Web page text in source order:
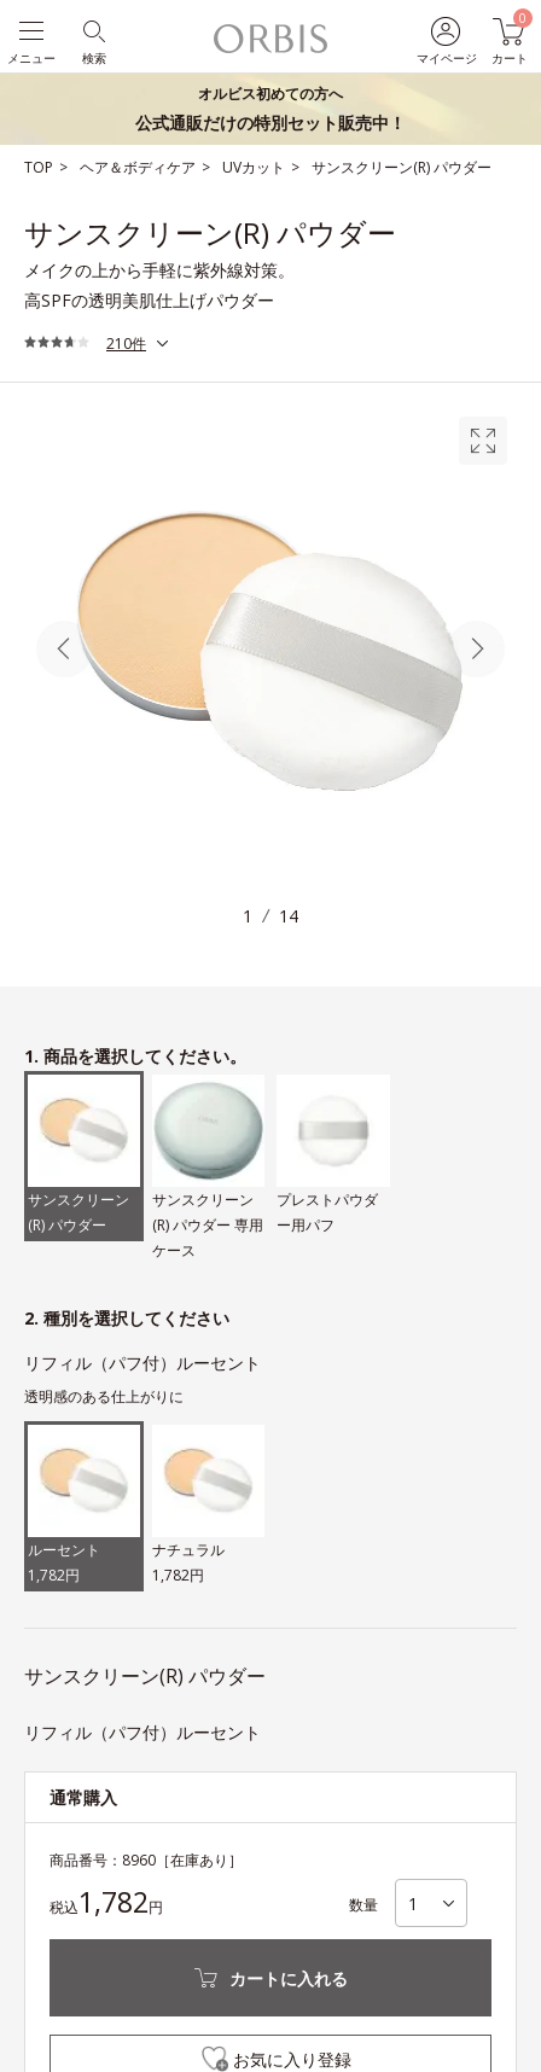
マイページ
0
カート
検索
メニュー
オルビス初めての方へ
公式通販だけの特別セット販売中！
TOP ヘア＆ボディケア UVカット サンスクリーン(R) パウダー
サンスクリーン(R) パウダー
メイクの上から手軽に紫外線対策。
高SPFの透明美肌仕上げパウダー
210件
1 14
1. 商品を選択してください。
サンスクリーン
(R) パウダー
サンスクリーン
(R) パウダー 専用
ケース
プレストパウダ
ー用パフ
2. 種別を選択してください
リフィル（パフ付）ルーセント
透明感のある仕上がりに
ルーセント
1,782円
ナチュラル
1,782円
サンスクリーン(R) パウダー
リフィル（パフ付）ルーセント
通常購入
商品番号： 8960 ［在庫あり］
税込1,782円 数量
カートに入れる
お気に入り登録